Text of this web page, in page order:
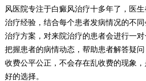
风医院专注于白癜风治疗十多年了，医
治疗经验，结合每个患者发病情况的不
治疗方案，对来院治疗的患者会进行一
把握患者的病情动态，帮助患者解答疑
收费公平公正，不会存在乱收费的现象
好的选择。